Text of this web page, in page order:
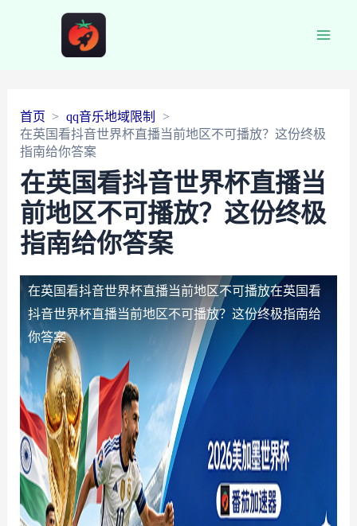
首页
qq音乐地域限制
在英国看抖音世界杯直播当前地区不可播放？这份终极
指南给你答案
在英国看抖音世界杯直播当
前地区不可播放？这份终极
指南给你答案
在英国看抖音世界杯直播当前地区不可播放在英国看
抖音世界杯直播当前地区不可播放？这份终极指南给
你答案